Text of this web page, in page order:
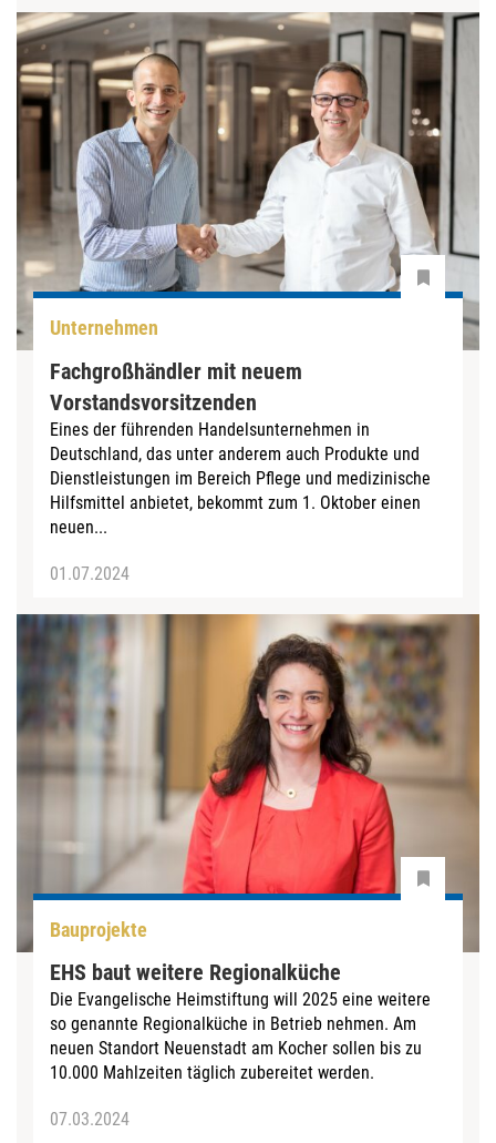
Unternehmen
Fachgroßhändler mit neuem
Vorstandsvorsitzenden
Eines der führenden Handelsunternehmen in
Deutschland, das unter anderem auch Produkte und
Dienstleistungen im Bereich Pflege und medizinische
Hilfsmittel anbietet, bekommt zum 1. Oktober einen
neuen...
01.07.2024
Bauprojekte
EHS baut weitere Regionalküche
Die Evangelische Heimstiftung will 2025 eine weitere
so genannte Regionalküche in Betrieb nehmen. Am
neuen Standort Neuenstadt am Kocher sollen bis zu
10.000 Mahlzeiten täglich zubereitet werden.
07.03.2024